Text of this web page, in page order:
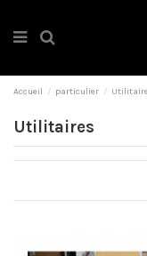
Accueil particulier
Utilitaires